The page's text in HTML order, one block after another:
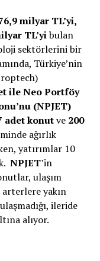
milyar TL’yi,
TL’yibulan
sektörlerini bir
Türkiye’nin
ile Neo Portföy
(NPJET)
adet konutve 200
ağırlık
yatırımlar 10
NPJET’in
ulaşım
arterlere yakın
ileride
alıyor.